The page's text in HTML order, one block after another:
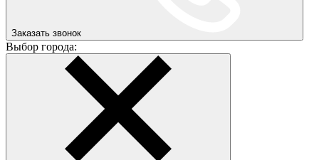
Заказать звонок
Выбор города: